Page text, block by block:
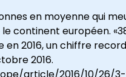
en moyenne qui
continent européen.
2016, un chiffre record
2016.
article/2016/10/26/